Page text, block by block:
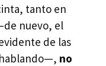
tanto en
nuevo, el
de las
no